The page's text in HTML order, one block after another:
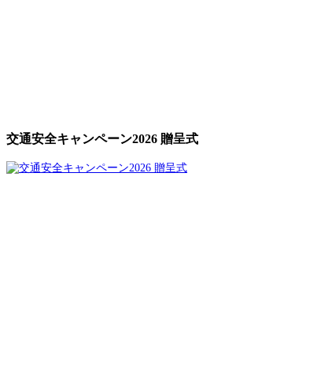
交通安全キャンペーン2026 贈呈式